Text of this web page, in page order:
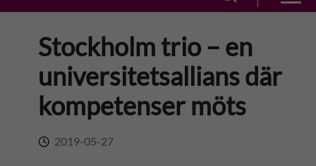
t
o
w
s
o
Stockholm trio – en
universitetsallians där
kompetenser möts
2019-05-27